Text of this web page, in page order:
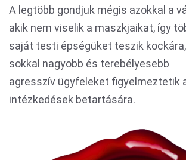
A legtöbb gondjuk mégis azokkal a
akik nem viselik a maszkjaikat, így
saját testi épségüket teszik
sokkal nagyobb és terebélyesebb
agresszív ügyfeleket figyelmeztetik
intézkedések betartására.